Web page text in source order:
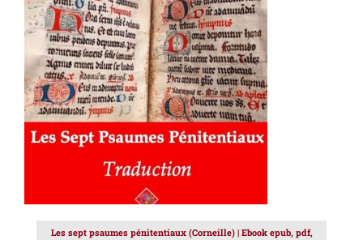
AJOUTER AU PANIER / DÉTAILS
Les sept psaumes pénitentiaux (Corneille) | Ebook epub, pdf,